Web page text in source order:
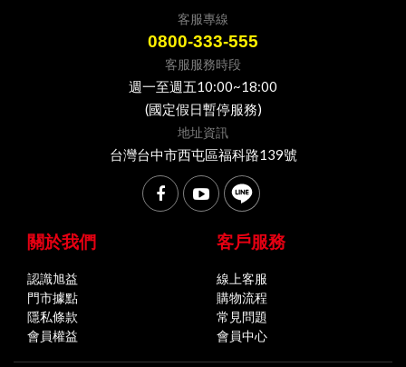
客服專線
0800-333-555
客服服務時段
週一至週五10:00~18:00
(國定假日暫停服務)
地址資訊
台灣台中市西屯區福科路139號
關於我們
認識旭益
門市據點
隱私條款
會員權益
客戶服務
線上客服
購物流程
常見問題
會員中心